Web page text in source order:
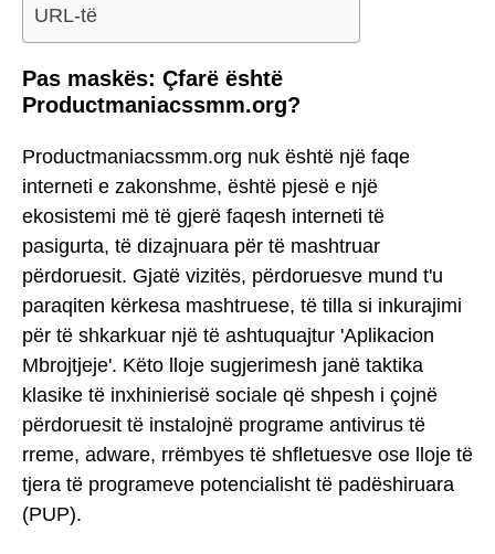
URL-të
Pas maskës: Çfarë është
Productmaniacssmm.org?
Productmaniacssmm.org nuk është një faqe
interneti e zakonshme, është pjesë e një
ekosistemi më të gjerë faqesh interneti të
pasigurta, të dizajnuara për të mashtruar
përdoruesit. Gjatë vizitës, përdoruesve mund t'u
paraqiten kërkesa mashtruese, të tilla si inkurajimi
për të shkarkuar një të ashtuquajtur 'Aplikacion
Mbrojtjeje'. Këto lloje sugjerimesh janë taktika
klasike të inxhinierisë sociale që shpesh i çojnë
përdoruesit të instalojnë programe antivirus të
rreme, adware, rrëmbyes të shfletuesve ose lloje të
tjera të programeve potencialisht të padëshiruara
(PUP).